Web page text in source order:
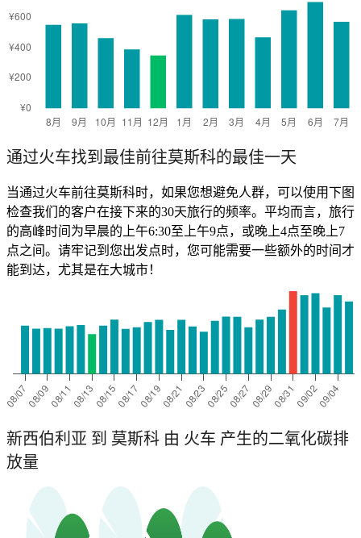
通过火车找到最佳前往莫斯科的最佳一天
当通过火车前往莫斯科时，如果您想避免人群，可以使用下图
检查我们的客户在接下来的30天旅行的频率。平均而言，旅行
的高峰时间为早晨的上午6:30至上午9点，或晚上4点至晚上7
点之间。请牢记到您出发点时，您可能需要一些额外的时间才
能到达，尤其是在大城市！
新西伯利亚 到 莫斯科 由 火车 产生的二氧化碳排
放量